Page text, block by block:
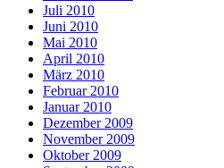
Juli 2010
Juni 2010
Mai 2010
April 2010
März 2010
Februar 2010
Januar 2010
Dezember 2009
November 2009
Oktober 2009